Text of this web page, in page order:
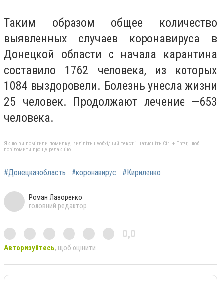
Таким образом общее количество
выявленных случаев коронавируса в
Донецкой области с начала карантина
составило 1762 человека, из которых
1084 выздоровели. Болезнь унесла жизни
25 человек. Продолжают лечение —653
человека.
Якщо ви помітили помилку, виділіть необхідний текст і натисніть Ctrl + Enter, щоб
повідомити про це редакцію
#Донецкаяобласть #коронавирус #Кириленко
Роман Лазоренко
головний редактор
0,0
Авторизуйтесь, щоб оцінити